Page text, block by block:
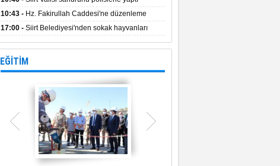
10:43 - Hz. Fakirullah Caddesi'ne düzenleme
yapılacak
17:00 - Siirt Belediyesi'nden sokak hayvanları
projesi
EĞİTİM